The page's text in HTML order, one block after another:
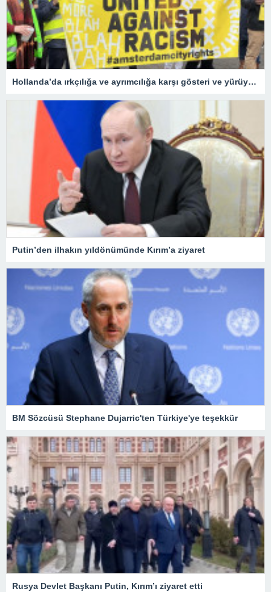
Hollanda’da ırkçılığa ve ayrımcılığa karşı gösteri ve yürüyüş düzenlendi
Putin’den ilhakın yıldönümünde Kırım’a ziyaret
BM Sözcüsü Stephane Dujarric'ten Türkiye'ye teşekkür
Rusya Devlet Başkanı Putin, Kırım’ı ziyaret etti